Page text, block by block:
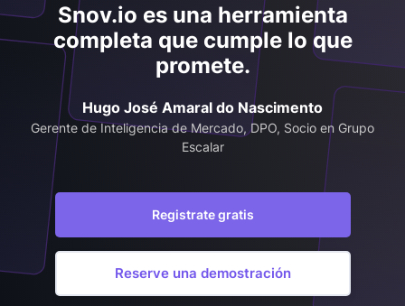
Snov.io es una herramienta
completa que cumple lo que
promete.
Hugo José Amaral do Nascimento
Gerente de Inteligencia de Mercado, DPO, Socio en Grupo
Escalar
Registrate gratis
Reserve una demostración